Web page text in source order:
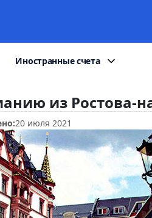
Иностранные счета
из Ростова-
20 июля 2021